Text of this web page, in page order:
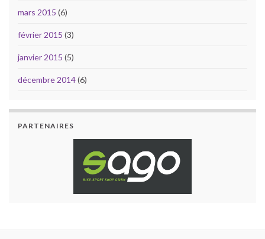
mars 2015 (6)
février 2015 (3)
janvier 2015 (5)
décembre 2014(6)
PARTENAIRES